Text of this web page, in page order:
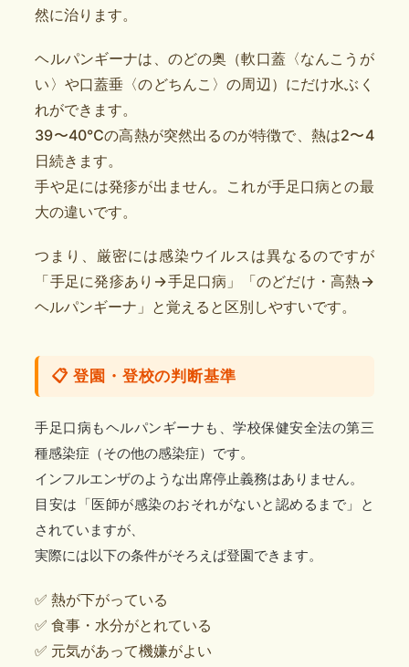
然に治ります。
ヘルパンギーナは、のどの奥（軟口蓋〈なんこうが
い〉や口蓋垂〈のどちんこ〉の周辺）にだけ水ぶく
れができます。
39〜40℃の高熱が突然出るのが特徴で、熱は2〜4
日続きます。
手や足には発疹が出ません。これが手足口病との最
大の違いです。
つまり、厳密には感染ウイルスは異なるのですが
「手足に発疹あり→手足口病」「のどだけ・高熱→
ヘルパンギーナ」と覚えると区別しやすいです。
📋 登園・登校の判断基準
手足口病もヘルパンギーナも、学校保健安全法の第三
種感染症（その他の感染症）です。
インフルエンザのような出席停止義務はありません。
目安は「医師が感染のおそれがないと認めるまで」と
されていますが、
実際には以下の条件がそろえば登園できます。
✅ 熱が下がっている
✅ 食事・水分がとれている
✅ 元気があって機嫌がよい